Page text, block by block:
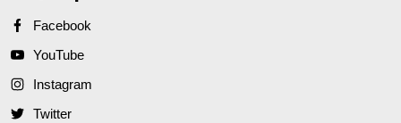
Facebook
YouTube
Instagram
Twitter